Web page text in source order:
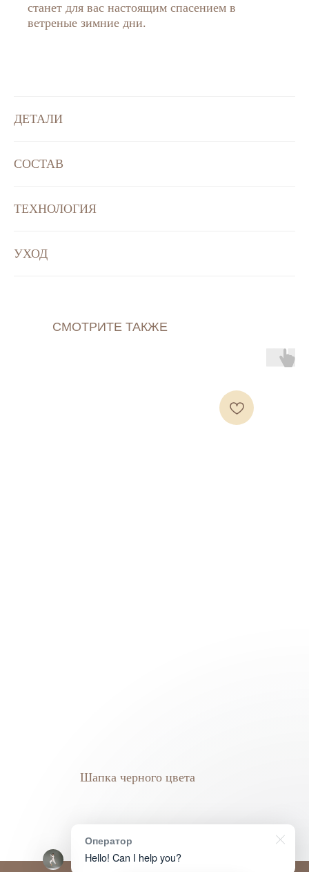
станет для вас настоящим спасением в
ветреные зимние дни.
ДЕТАЛИ
СОСТАВ
ТЕХНОЛОГИЯ
УХОД
СМОТРИТЕ ТАКЖЕ
Шапка черного цвета
Оператор
Hello! Can I help you?